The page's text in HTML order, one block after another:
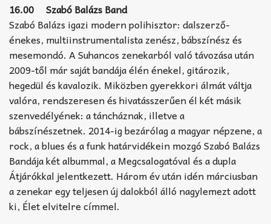
16.00 Szabó Balázs Band
Szabó Balázs igazi modern polihisztor: dalszerző-
énekes, multiinstrumentalista zenész, bábszínész és
mesemondó. A Suhancos zenekarból való távozása után
2009-től már saját bandája élén énekel, gitározik,
hegedül és kavalozik. Miközben gyerekkori álmát váltja
valóra, rendszeresen és hivatásszerűen él két másik
szenvedélyének: a táncháznak, illetve a
bábszínészetnek. 2014-ig bezárólag a magyar népzene, a
rock, a blues és a funk határvidékein mozgó Szabó Balázs
Bandája két albummal, a Megcsalogatóval és a dupla
Átjárókkal jelentkezett. Három év után idén márciusban
a zenekar egy teljesen új dalokból álló nagylemezt adott
ki, Élet elvitelre címmel.